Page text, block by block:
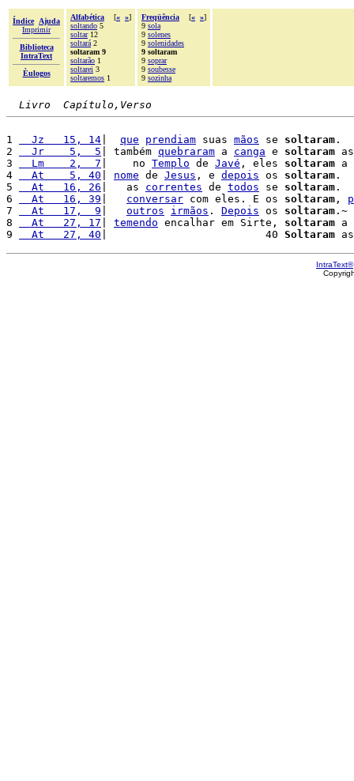
Índice
Ajuda
Imprimir
Biblioteca
IntraText
Èulogos
Alfabética [« »]
soltando 5
soltar12
soltará 2
soltaram 9
soltarão 1
soltarei 3
soltaremos 1
Freqüência [« »]
9 sola
9 solenes
9 solenidades
9 soltaram
9 soprar
9 soubesse
9 sozinha
Livro  Capítulo,Verso
1
  Jz   15, 14
que prendiam suas mãos se soltaram .
2
  Jr    5,  5
| também quebraram a canga e soltaram
3
  Lm    2,  7
|    no Templo de Javé , eles soltaram a
4
  At    5, 40
nome de Jesus , e depois os soltaram .
5
  At   16, 26
|   as correntes de todos se soltaram .
6
  At   16, 39
conversar com eles. E os soltaram ,
7
  At   17,  9
outros irmãos . Depois os soltaram .~
8
  At   27, 17
temendo encalhar em Sirte, soltaram a
9
  At   27, 40
|                         40 Soltaram
IntraText®